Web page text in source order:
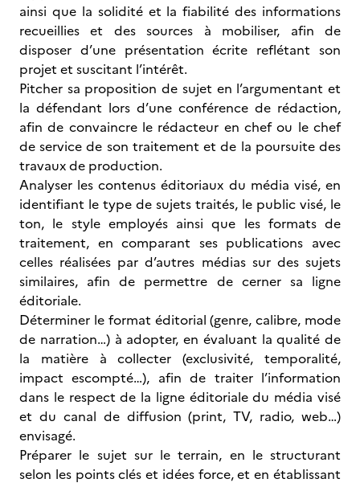
ainsi que la solidité et la fiabilité des informations
recueillies et des sources à mobiliser, afin de
disposer d’une présentation écrite reflétant son
projet et suscitant l’intérêt.
Pitcher sa proposition de sujet en l’argumentant et
la défendant lors d’une conférence de rédaction,
afin de convaincre le rédacteur en chef ou le chef
de service de son traitement et de la poursuite des
travaux de production.
Analyser les contenus éditoriaux du média visé, en
identifiant le type de sujets traités, le public visé, le
ton, le style employés ainsi que les formats de
traitement, en comparant ses publications avec
celles réalisées par d’autres médias sur des sujets
similaires, afin de permettre de cerner sa ligne
éditoriale.
Déterminer le format éditorial (genre, calibre, mode
de narration…) à adopter, en évaluant la qualité de
la matière à collecter (exclusivité, temporalité,
impact escompté…), afin de traiter l’information
dans le respect de la ligne éditoriale du média visé
et du canal de diffusion (print, TV, radio, web…)
envisagé.
Préparer le sujet sur le terrain, en le structurant
selon les points clés et idées force, et en établissant